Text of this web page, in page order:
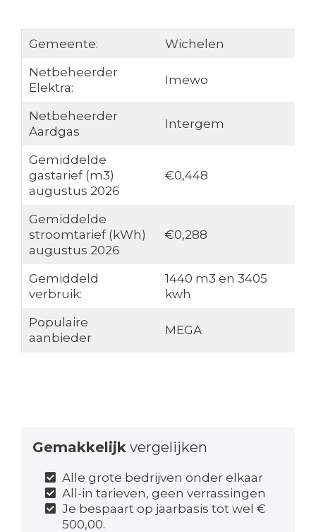
Gemeente:
Wichelen
Netbeheerder
Elektra:
Imewo
Netbeheerder
Aardgas
Intergem
Gemiddelde
gastarief (m3)
augustus 2026
€0,448
Gemiddelde
stroomtarief (kWh)
augustus 2026
€0,288
Gemiddeld
verbruik:
1440 m3 en 3405
kwh
Populaire
aanbieder
MEGA
Gemakkelijk vergelijken
Alle grote bedrijven onder elkaar
All-in tarieven, geen verrassingen
Je bespaart op jaarbasis tot wel €
500,00.